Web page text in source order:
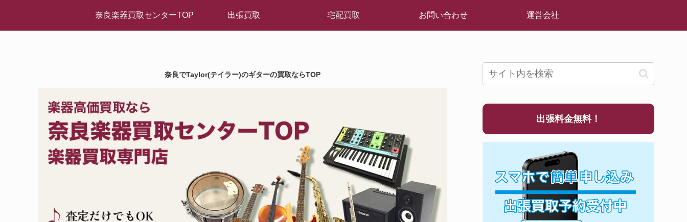
奈良楽器買取センターTOP 出張買取 宅配買取 お問い合わせ 運営会社
奈良でTaylor(テイラー)のギターの買取ならTOP
出張料金無料！